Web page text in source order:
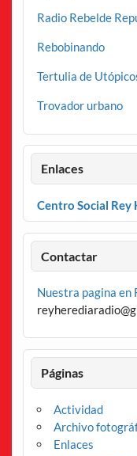
Radio Rebelde
Rebobinando
Tertulia de
Trovador urbano
Enlaces
Centro Social Rey
Contactar
Nuestra pagina en
Páginas
Actividad
Archivo
Enlaces